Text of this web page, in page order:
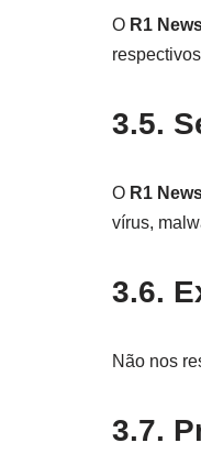
O R1
3.5.
O R1
vírus,
3.6.
Não nos
3.7.